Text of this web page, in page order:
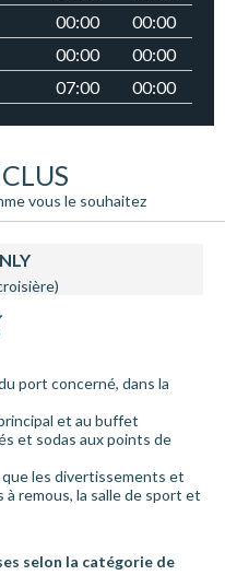
00:00
00:00
00:00
00:00
07:00 00:00
vous le souhaitez
port concerné, dans la
et au buffet
et sodas aux points de
les divertissements et
à remous, la salle de sport et
selon la catégorie de